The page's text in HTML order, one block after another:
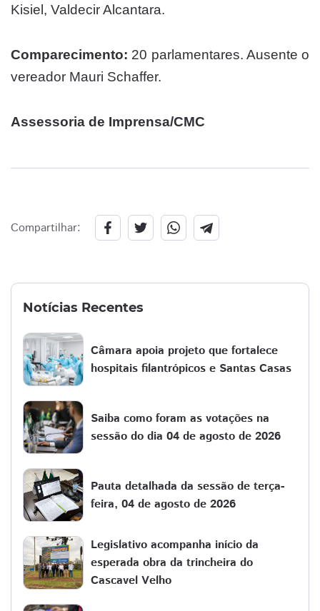
Kisiel, Valdecir Alcantara.
Comparecimento: 20 parlamentares. Ausente o
vereador Mauri Schaffer.
Assessoria de Imprensa/CMC
Compartilhar:
Notícias Recentes
Câmara apoia projeto que fortalece
hospitais filantrópicos e Santas Casas
Saiba como foram as votações na
sessão do dia 04 de agosto de 2026
Pauta detalhada da sessão de terça-
feira, 04 de agosto de 2026
Legislativo acompanha início da
esperada obra da trincheira do
Cascavel Velho